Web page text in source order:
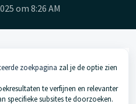
om 8:26 AM
zoekpagina zal je de optie zien
te verfijnen en relevanter
specifieke subsites te doorzoeken.